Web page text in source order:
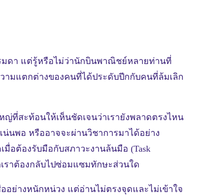
รมดา แต่รู้หรือไม่ว่านักบินพาณิชย์หลายท่านที่
ามแตกต่างของคนที่ได้ประดับปีกกับคนที่ล้มเลิก
ที่สะท้อนให้เห็นชัดเจนว่าเรายังพลาดตรงไหน
น่นพอ หรืออาจจะผ่านวิชาการมาได้อย่าง
มื่อต้องรับมือกับสภาวะงานล้นมือ (Task
ราต้องกลับไปซ่อมแซมทักษะส่วนใด
ย่างหนักหน่วง แต่อ่านไม่ตรงจุดและไม่เข้าใจ